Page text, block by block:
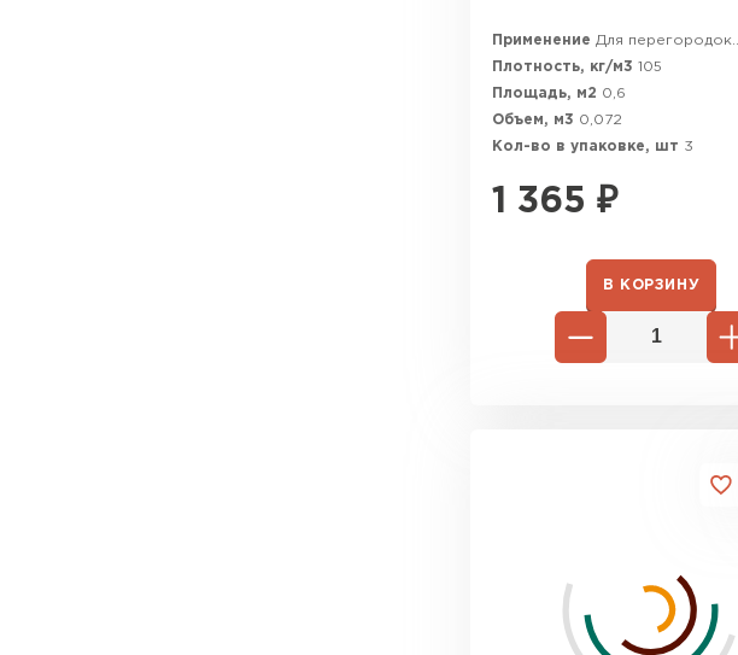
Применение Для перегородок...
Плотность, кг/м3 105
Площадь, м2 0,6
Объем, м3 0,072
Кол-во в упаковке, шт 3
1 365 ₽
В КОРЗИНУ